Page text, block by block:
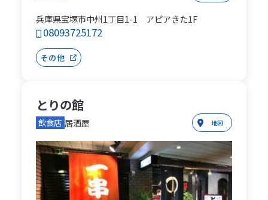
兵庫県宝塚市中州1丁目1-1 アピアきた1F
08093725172
その他
とりの館
飲食店 居酒屋 地図